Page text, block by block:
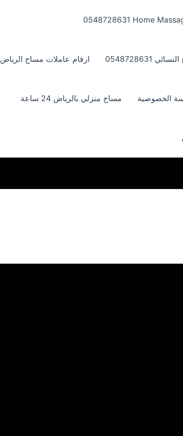
Home Massage
ارقام عاملات مساج الرياض
الخصوصية مساج منزلي بالرياض 24 ساعة